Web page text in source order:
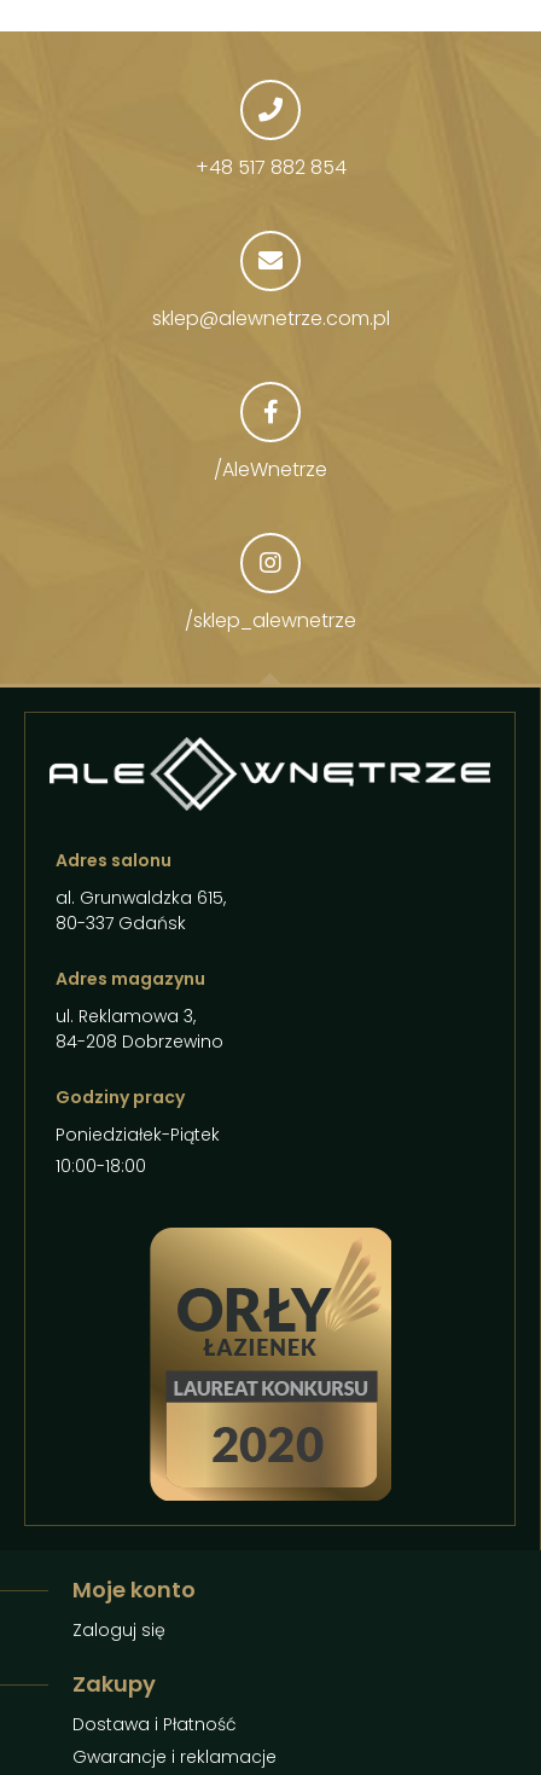
+48 517 882 854
sklep@alewnetrze.com.pl
/AleWnetrze
/sklep_alewnetrze
Adres salonu
al. Grunwaldzka 615,
80-337 Gdańsk
Adres magazynu
ul. Reklamowa 3,
84-208 Dobrzewino
Godziny pracy
Poniedziałek-Piątek
10:00-18:00
Moje konto
Zaloguj się
Zakupy
Dostawa i Płatność
Gwarancje i reklamacje